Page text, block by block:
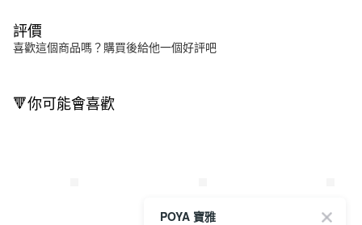
評價
喜歡這個商品嗎？購買後給他一個好評吧
🔻你可能會喜歡
POYA 寶雅